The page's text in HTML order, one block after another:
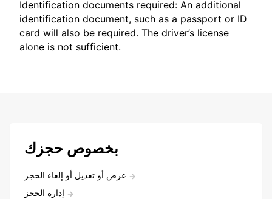
Identification documents required: An additional
identification document, such as a passport or ID
card will also be required. The driver’s license
alone is not sufficient.
بخصوص حجزك
عرض أو تعديل أو إلغاء الحجز
إدارة الحجز